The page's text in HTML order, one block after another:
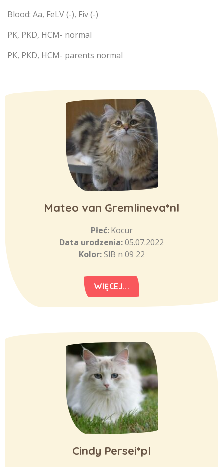
Blood: Aa, FeLV (-), Fiv (-)
PK, PKD, HCM- normal
PK, PKD, HCM- parents normal
Mateo van Gremlineva*nl
Płeć: Kocur
Data urodzenia:05.07.2022
Kolor:SIB n 09 22
WIĘCEJ...
Cindy Persei*pl